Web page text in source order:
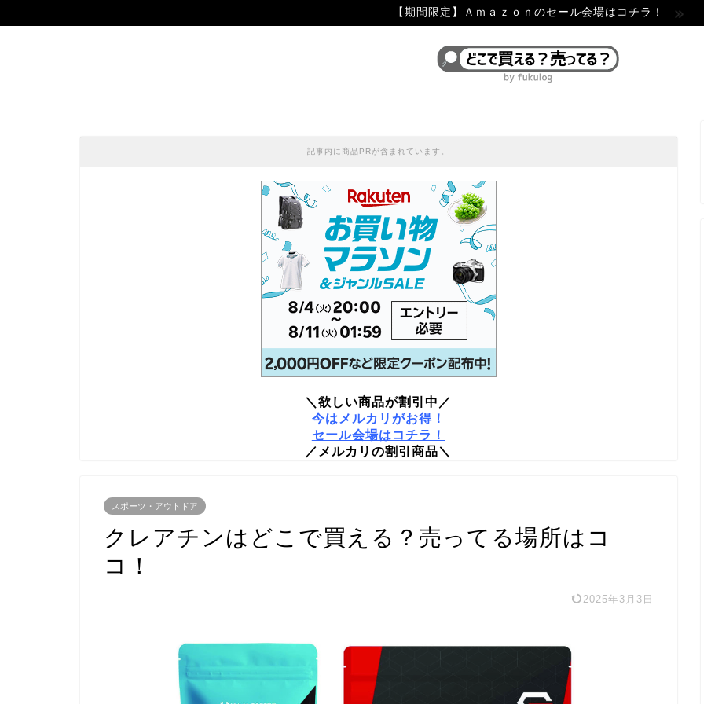
【期間限定】Ａｍａｚｏｎのセール会場はコチラ！
記事内に商品PRが含まれています。
＼欲しい商品が割引中／
今はメルカリがお得！
セール会場はコチラ！
／メルカリの割引商品＼
スポーツ・アウトドア
クレアチンはどこで買える？売ってる場所はコ
コ！
2025年3月3日